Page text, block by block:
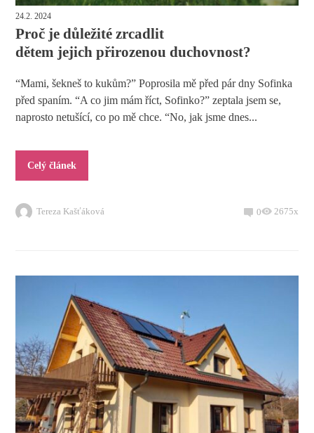
24.2. 2024
Proč je důležité zrcadlit
dětem jejich přirozenou duchovnost?
“Mami, šekneš to kukům?” Poprosila mě před pár dny Sofinka
před spaním. “A co jim mám říct, Sofinko?” zeptala jsem se,
naprosto netušící, co po mě chce. “No, jak jsme dnes...
Celý článek
Tereza Kašťáková 0 2675x